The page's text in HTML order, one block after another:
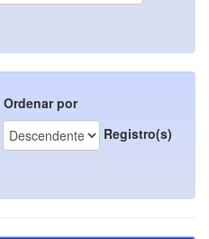
Ordenar por
Registro(s)